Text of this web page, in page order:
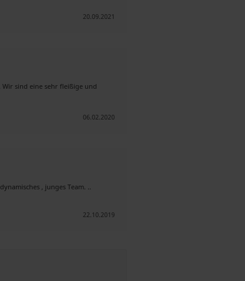
20.09.2021
sind eine sehr fleißige und
06.02.2020
, junges Team. ..
22.10.2019